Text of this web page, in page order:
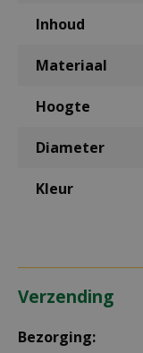
Inhoud
Materiaal
Hoogte
Diameter
Kleur
Verzending
Bezorging: